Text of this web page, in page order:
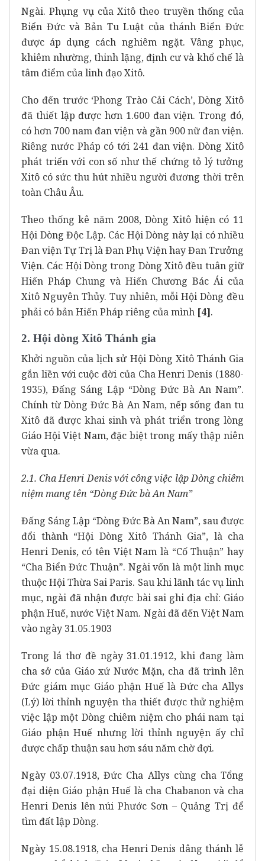
Ngài. Phụng vụ của Xitô theo truyền thống của
Biển Đức và Bản Tu Luật của thánh Biển Đức
được áp dụng cách nghiêm ngặt. Vâng phục,
khiêm nhường, thinh lặng, định cư và khổ chế là
tâm điểm của linh đạo Xitô.
Cho đến trước ‘Phong Trào Cải Cách’, Dòng Xitô
đã thiết lập được hơn 1.600 đan viện. Trong đó,
có hơn 700 nam đan viện và gần 900 nữ đan viện.
Riêng nước Pháp có tới 241 đan viện. Dòng Xitô
phát triển với con số như thế chứng tỏ lý tưởng
Xitô có sức thu hút nhiều người đương thời trên
toàn Châu Âu.
Theo thống kê năm 2008, Dòng Xitô hiện có 11
Hội Dòng Độc Lập. Các Hội Dòng này lại có nhiều
Đan viện Tự Trị là Đan Phụ Viện hay Đan Trưởng
Viện. Các Hội Dòng trong Dòng Xitô đều tuân giữ
Hiến Pháp Chung và Hiến Chương Bác Ái của
Xitô Nguyên Thủy. Tuy nhiên, mỗi Hội Dòng đều
phải có bản Hiến Pháp riêng của mình [4].
2. Hội dòng Xitô Thánh gia
Khởi nguồn của lịch sử Hội Dòng Xitô Thánh Gia
gắn liền với cuộc đời của Cha Henri Denis (1880-
1935), Đấng Sáng Lập “Dòng Đức Bà An Nam”.
Chính từ Dòng Đức Bà An Nam, nếp sống đan tu
Xitô đã được khai sinh và phát triển trong lòng
Giáo Hội Việt Nam, đặc biệt trong mấy thập niên
vừa qua.
2.1. Cha Henri Denis với công việc lập Dòng chiêm
niệm mang tên “Dòng Đức bà An Nam”
Đấng Sáng Lập “Dòng Đức Bà An Nam”, sau được
đổi thành “Hội Dòng Xitô Thánh Gia”, là cha
Henri Denis, có tên Việt Nam là “Cố Thuận” hay
“Cha Biển Đức Thuận”. Ngài vốn là một linh mục
thuộc Hội Thừa Sai Paris. Sau khi lãnh tác vụ linh
mục, ngài đã nhận được bài sai ghi địa chỉ: Giáo
phận Huế, nước Việt Nam. Ngài đã đến Việt Nam
vào ngày 31.05.1903
Trong lá thơ đề ngày 31.01.1912, khi đang làm
cha sở của Giáo xứ Nước Mặn, cha đã trình lên
Đức giám mục Giáo phận Huế là Đức cha Allys
(Lý) lời thỉnh nguyện tha thiết được thử nghiệm
việc lập một Dòng chiêm niệm cho phái nam tại
Giáo phận Huế nhưng lời thỉnh nguyện ấy chỉ
được chấp thuận sau hơn sáu năm chờ đợi.
Ngày 03.07.1918, Đức Cha Allys cùng cha Tổng
đại diện Giáo phận Huế là cha Chabanon và cha
Henri Denis lên núi Phước Sơn – Quảng Trị để
tìm đất lập Dòng.
Ngày 15.08.1918, cha Henri Denis dâng thánh lễ